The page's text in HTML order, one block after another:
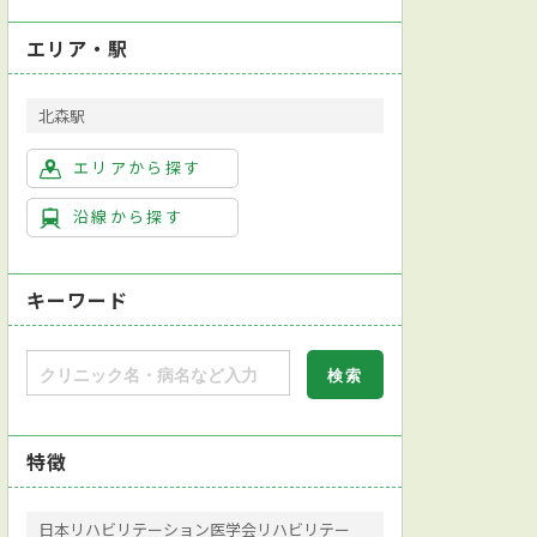
エリア・駅
北森駅
エリアから探す
沿線から探す
キーワード
特徴
日本リハビリテーション医学会リハビリテー